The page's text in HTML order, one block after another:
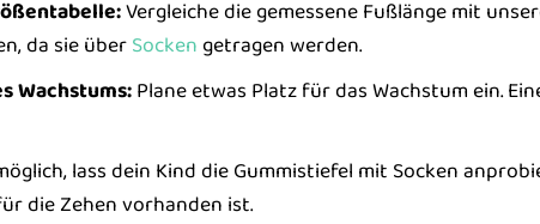
Vergleiche die gemessene Fußlänge mit
da sie überSocken getragen werden.
Wachstums:Plane etwas Platz für das Wachstum ein.
lass dein Kind die Gummistiefel mit Socken
die Zehen vorhanden ist.